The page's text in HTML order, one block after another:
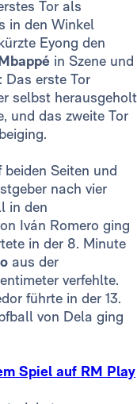
Tor als
in den Winkel
Eyong den
in Szene und
Das erste Tor
selbst herausgeholt
und das zweite Tor
Seiten und
nach vier
in den
Iván Romero ging
in der 8. Minute
aus der
verfehlte.
führte in der 13.
von Dela ging
Spiel auf RM Play